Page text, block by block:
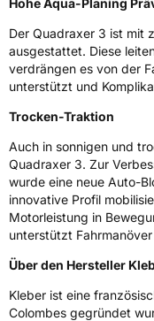
EPREL ID 1340486
Allgemeine
Herstellerkontakt
Der Quadraxer 3 ist mit
ausgestattet. Diese
verdrängen es von der
unterstützt und
Trocken-Traktion
Auch in sonnigen und
Quadraxer 3. Zur
wurde eine neue Auto-
innovative Profil
Motorleistung in
unterstützt
Über den Hersteller
Kleber ist eine
Colombes gegründet